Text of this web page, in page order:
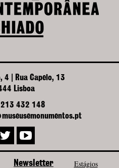
4 | Rua Capelo, 13
Lisboa
213 432 148
Newsletter
Estágios